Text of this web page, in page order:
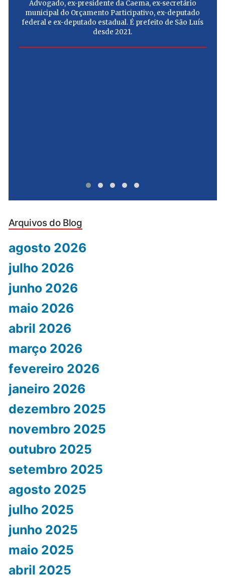
Advogado, ex-presidente da Caema, ex-secretário
municipal do Orçamento Participativo, ex-deputado
federal e ex-deputado estadual. É prefeito de São Luís
desde 2021.
Arquivos do Blog
agosto 2026
julho 2026
junho 2026
maio 2026
abril 2026
março 2026
fevereiro 2026
janeiro 2026
dezembro 2025
novembro 2025
outubro 2025
setembro 2025
agosto 2025
julho 2025
junho 2025
maio 2025
abril 2025